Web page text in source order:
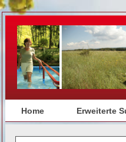
Home Erweiterte